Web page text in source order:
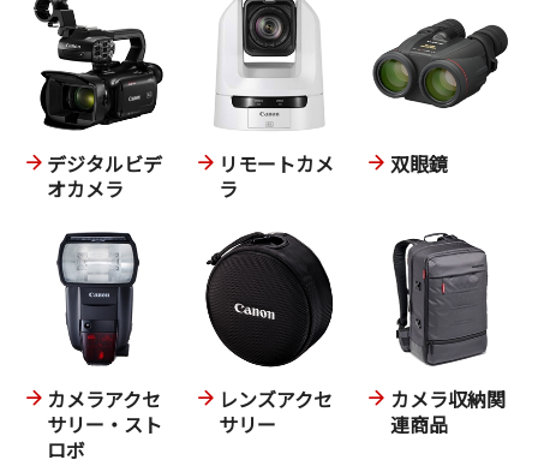
デジタルビデ
オカメラ
リモートカメ
ラ
双眼鏡
カメラアクセ
サリー・スト
ロボ
レンズアクセ
サリー
カメラ収納関
連商品